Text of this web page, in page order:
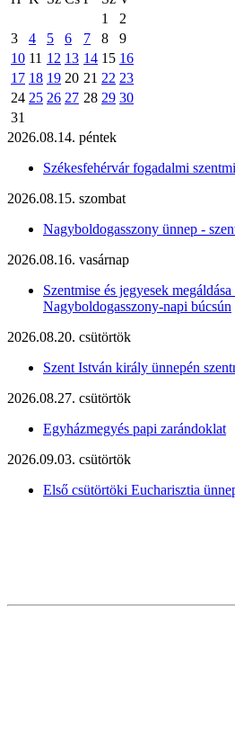
1
2
3
4 5 6 7 8
9
10 11 12 13 14 15 16
17 18 19 20 21 22 23
24 25 26 27 28 29 30
31
2026.08.14. péntek
Székesfehérvár fogadalmi
2026.08.15. szombat
Nagyboldogasszony ünnep -
2026.08.16. vasárnap
Szentmise és jegyesek
Nagyboldogasszony-napi búcsún
2026.08.20. csütörtök
Szent István király ünnepén
2026.08.27. csütörtök
Egyházmegyés papi zarándoklat
2026.09.03. csütörtök
Első csütörtöki Eucharisztia